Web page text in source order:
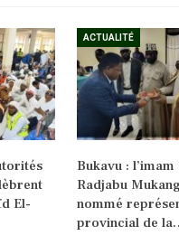
El-
ACTUALITÉ
Bukavu : l’imam
Radjabu
nommé
provincial de